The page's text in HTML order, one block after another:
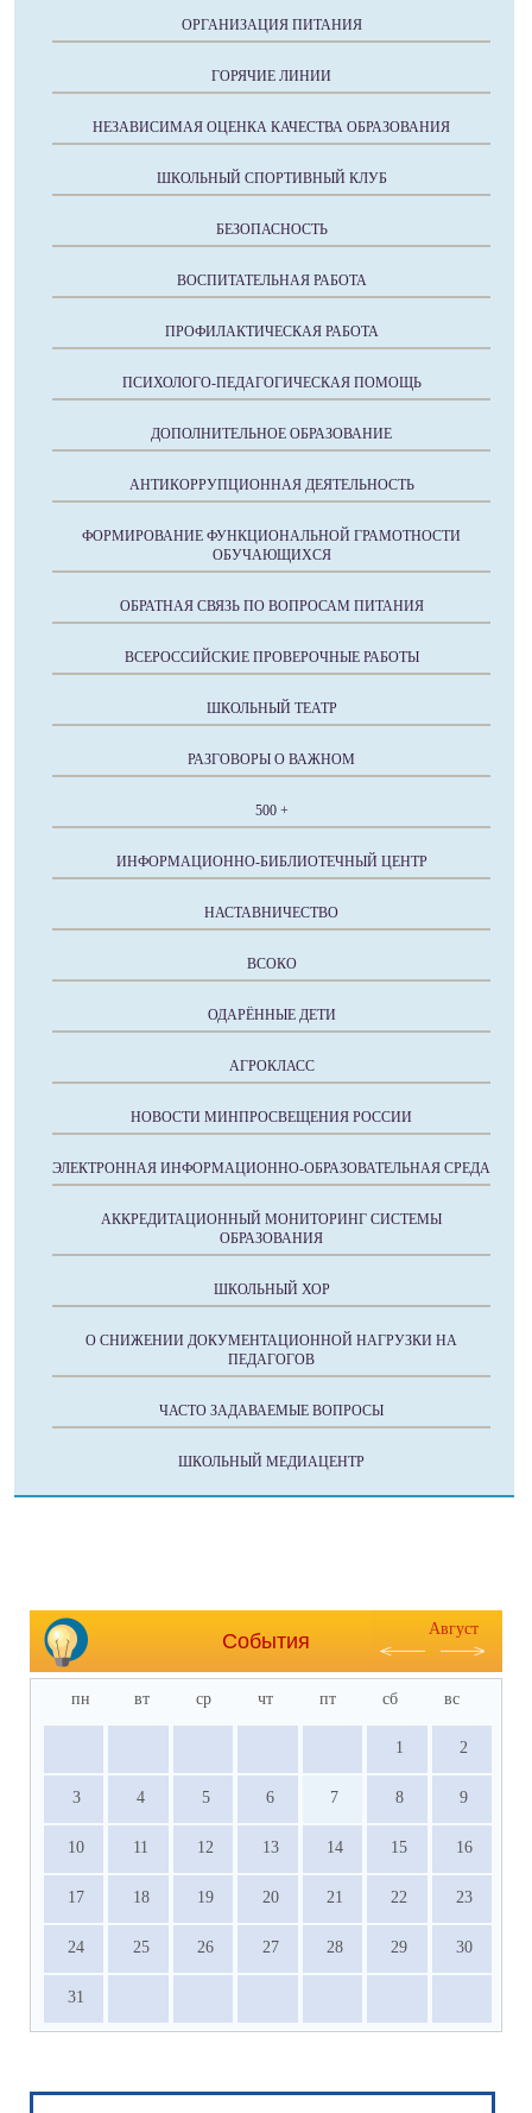
ОРГАНИЗАЦИЯ ПИТАНИЯ
ГОРЯЧИЕ ЛИНИИ
НЕЗАВИСИМАЯ ОЦЕНКА КАЧЕСТВА ОБРАЗОВАНИЯ
ШКОЛЬНЫЙ СПОРТИВНЫЙ КЛУБ
БЕЗОПАСНОСТЬ
ВОСПИТАТЕЛЬНАЯ РАБОТА
ПРОФИЛАКТИЧЕСКАЯ РАБОТА
ПСИХОЛОГО-ПЕДАГОГИЧЕСКАЯ ПОМОЩЬ
ДОПОЛНИТЕЛЬНОЕ ОБРАЗОВАНИЕ
АНТИКОРРУПЦИОННАЯ ДЕЯТЕЛЬНОСТЬ
ФОРМИРОВАНИЕ ФУНКЦИОНАЛЬНОЙ ГРАМОТНОСТИ
ОБУЧАЮЩИХСЯ
ОБРАТНАЯ СВЯЗЬ ПО ВОПРОСАМ ПИТАНИЯ
ВСЕРОССИЙСКИЕ ПРОВЕРОЧНЫЕ РАБОТЫ
ШКОЛЬНЫЙ ТЕАТР
РАЗГОВОРЫ О ВАЖНОМ
500 +
ИНФОРМАЦИОННО-БИБЛИОТЕЧНЫЙ ЦЕНТР
НАСТАВНИЧЕСТВО
ВСОКО
ОДАРЁННЫЕ ДЕТИ
АГРОКЛАСС
НОВОСТИ МИНПРОСВЕЩЕНИЯ РОССИИ
ЭЛЕКТРОННАЯ ИНФОРМАЦИОННО-ОБРАЗОВАТЕЛЬНАЯ СРЕДА
АККРЕДИТАЦИОННЫЙ МОНИТОРИНГ СИСТЕМЫ
ОБРАЗОВАНИЯ
ШКОЛЬНЫЙ ХОР
О СНИЖЕНИИ ДОКУМЕНТАЦИОННОЙ НАГРУЗКИ НА
ПЕДАГОГОВ
ЧАСТО ЗАДАВАЕМЫЕ ВОПРОСЫ
ШКОЛЬНЫЙ МЕДИАЦЕНТР
События
Август
пн вт ср чт пт сб вс
1 2
3 4 5 6 7 8 9
10 11 12 13 14 15 16
17 18 19 20 21 22 23
24 25 26 27 28 29 30
31